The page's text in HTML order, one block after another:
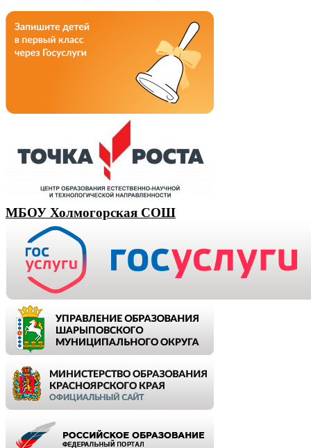
МБОУ Холмогорская СОШ